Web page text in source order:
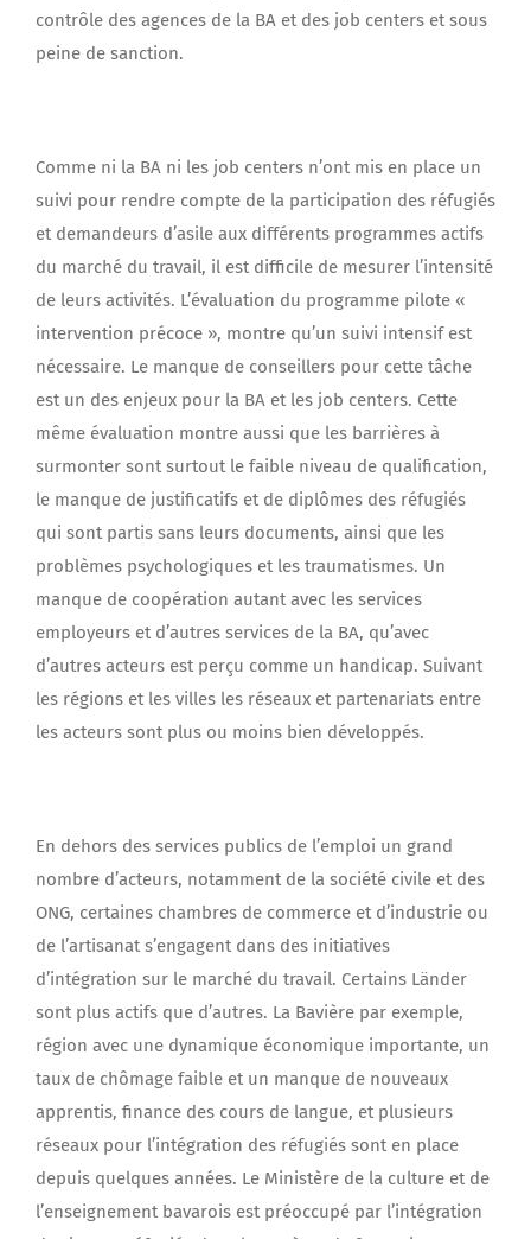
contrôle des agences de la BA et des job centers et sous
peine de sanction.
Comme ni la BA ni les job centers n’ont mis en place un
suivi pour rendre compte de la participation des réfugiés
et demandeurs d’asile aux différents programmes actifs
du marché du travail, il est difficile de mesurer l’intensité
de leurs activités. L’évaluation du programme pilote «
intervention précoce », montre qu’un suivi intensif est
nécessaire. Le manque de conseillers pour cette tâche
est un des enjeux pour la BA et les job centers. Cette
même évaluation montre aussi que les barrières à
surmonter sont surtout le faible niveau de qualification,
le manque de justificatifs et de diplômes des réfugiés
qui sont partis sans leurs documents, ainsi que les
problèmes psychologiques et les traumatismes. Un
manque de coopération autant avec les services
employeurs et d’autres services de la BA, qu’avec
d’autres acteurs est perçu comme un handicap. Suivant
les régions et les villes les réseaux et partenariats entre
les acteurs sont plus ou moins bien développés.
En dehors des services publics de l’emploi un grand
nombre d’acteurs, notamment de la société civile et des
ONG, certaines chambres de commerce et d’industrie ou
de l’artisanat s’engagent dans des initiatives
d’intégration sur le marché du travail. Certains Länder
sont plus actifs que d’autres. La Bavière par exemple,
région avec une dynamique économique importante, un
taux de chômage faible et un manque de nouveaux
apprentis, finance des cours de langue, et plusieurs
réseaux pour l’intégration des réfugiés sont en place
depuis quelques années. Le Ministère de la culture et de
l’enseignement bavarois est préoccupé par l’intégration